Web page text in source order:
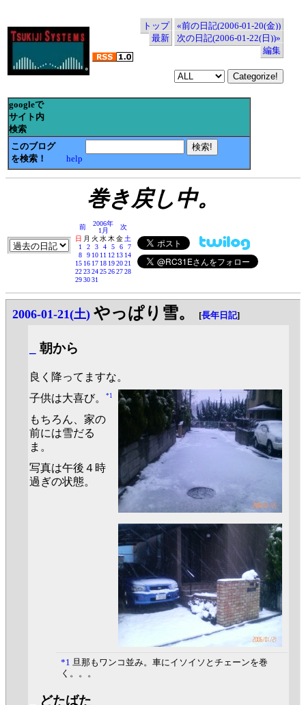
トップ
«前の日記(2006-01-20(金))
最新
次の日記(2006-01-22(日))»
編集
googleで
サイト内
検索
このブログ
を検索！
help
巻き戻し中。
前
2006年
1月
次
日 月 火 水木金土
1
2 3 4 5 6
7
8
9 10 11 12 13 14
15 16 17 18 192021
22232425262728
293031
2006-01-21(土) やっぱり雪。 [長年日記]
朝から
良く降ってますな。
子供は大喜び。
*1
もちろん、家の
前には雪だる
ま。
写真は午後４時
過ぎの状態。
*1 旦那もワンコ並み。車にイソイソとチェーンを巻
く。。。
どたばた